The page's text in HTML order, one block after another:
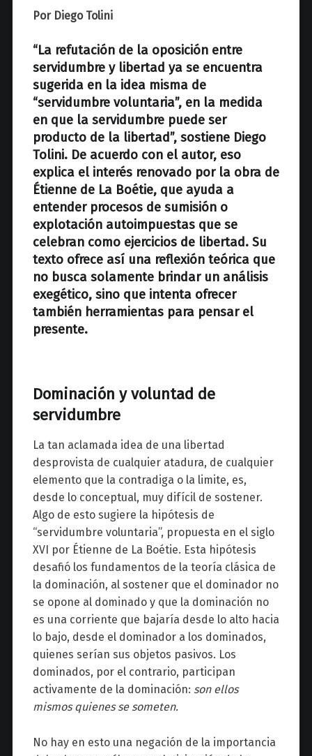
Por Diego Tolini
“La refutación de la oposición entre
servidumbre y libertad ya se encuentra
sugerida en la idea misma de
“servidumbre voluntaria”, en la medida
en que la servidumbre puede ser
producto de la libertad”, sostiene Diego
Tolini. De acuerdo con el autor, eso
explica el interés renovado por la obra de
Étienne de La Boétie, que ayuda a
entender procesos de sumisión o
explotación autoimpuestas que se
celebran como ejercicios de libertad. Su
texto ofrece así una reflexión teórica que
no busca solamente brindar un análisis
exegético, sino que intenta ofrecer
también herramientas para pensar el
presente.
Dominación y voluntad de
servidumbre
La tan aclamada idea de una libertad
desprovista de cualquier atadura, de cualquier
elemento que la contradiga o la limite, es,
desde lo conceptual, muy difícil de sostener.
Algo de esto sugiere la hipótesis de
“servidumbre voluntaria”, propuesta en el siglo
XVI por Étienne de La Boétie. Esta hipótesis
desafió los fundamentos de la teoría clásica de
la dominación, al sostener que el dominador no
se opone al dominado y que la dominación no
es una corriente que bajaría desde lo alto hacia
lo bajo, desde el dominador a los dominados,
quienes serían sus objetos pasivos. Los
dominados, por el contrario, participan
activamente de la dominación: son ellos
mismos quienes se someten.
No hay en esto una negación de la importancia